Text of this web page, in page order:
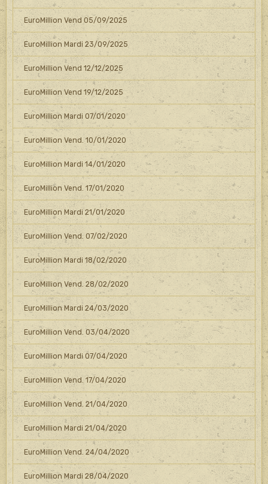
EuroMillion Vend 05/09/2025
EuroMillion Mardi 23/09/2025
EuroMillion Vend 12/12/2025
EuroMillion Vend 19/12/2025
EuroMillion Mardi 07/01/2020
EuroMillion Vend. 10/01/2020
EuroMillion Mardi 14/01/2020
EuroMillion Vend. 17/01/2020
EuroMillion Mardi 21/01/2020
EuroMillion Vend. 07/02/2020
EuroMillion Mardi 18/02/2020
EuroMillion Vend. 28/02/2020
EuroMillion Mardi 24/03/2020
EuroMillion Vend. 03/04/2020
EuroMillion Mardi 07/04/2020
EuroMillion Vend. 17/04/2020
EuroMillion Vend. 21/04/2020
EuroMillion Mardi 21/04/2020
EuroMillion Vend. 24/04/2020
EuroMillion Mardi 28/04/2020